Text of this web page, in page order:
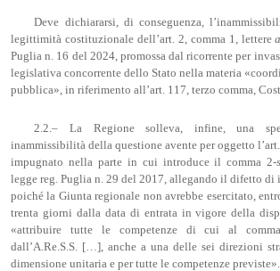
Deve dichiararsi, di conseguenza,
legittimità costituzionale dell’art. 2, comma 1, lettere
Puglia n. 16 del 2024, promossa dal ricorrente per
legislativa concorrente dello Stato nella materia
pubblica», in riferimento all’art. 117, terzo comma,
2.2.– La Regione solleva, infine, una
inammissibilità della questione avente per oggetto
impugnato nella parte in cui introduce il comma 2-
legge reg. Puglia n. 29 del 2017, allegando il difetto di
poiché la Giunta regionale non avrebbe esercitato,
trenta giorni dalla data di entrata in vigore della
«attribuire tutte le competenze di cui al
dall’A.Re.S.S. […], anche a una delle sei direzioni
dimensione unitaria e per tutte le competenze previste».